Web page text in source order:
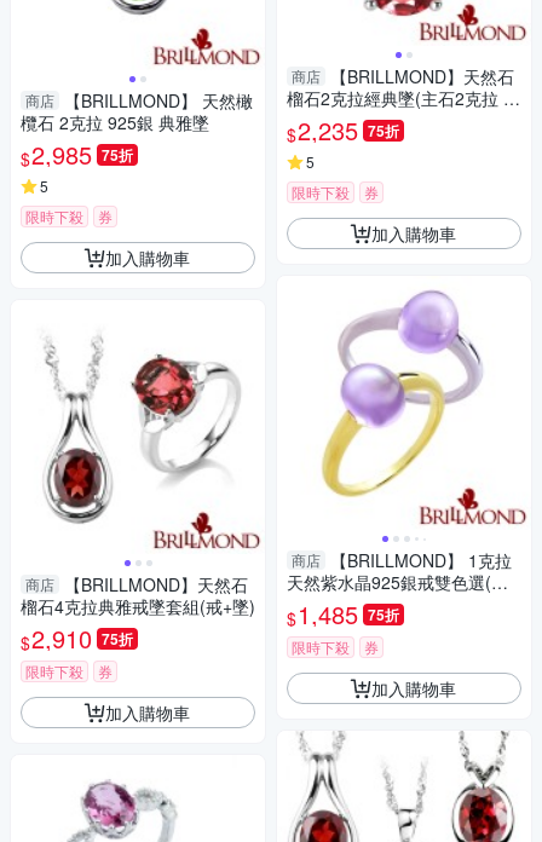
商店
【BRILLMOND】 天然橄
欖石 2克拉 925銀 典雅墜
$2,985 75折
5
限時下殺
券
加入購物車
商店
【BRILLMOND】天然石
榴石4克拉典雅戒墜套組(戒+墜)
$2,910 75折
限時下殺 券
加入購物車
商店
【BRILLMOND】天然石
榴石2克拉經典墜(主石2克拉 全
925銀鍍白K金台)
$2,235 75折
5
限時下殺
券
加入購物車
商店
【BRILLMOND】 1克拉
天然紫水晶925銀戒雙色選(天
然1克拉紫水晶 925銀台雙色
選)
$1,485 75折
限時下殺 券
加入購物車